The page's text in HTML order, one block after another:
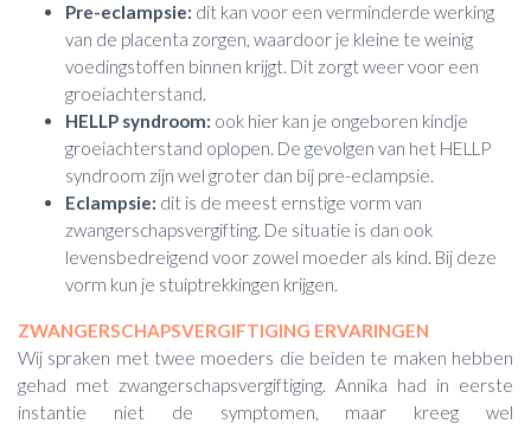
Pre-eclampsie: dit kan voor een verminderde werking
van de placenta zorgen, waardoor je kleine te weinig
voedingstoffen binnen krijgt. Dit zorgt weer voor een
groeiachterstand.
HELLP syndroom: ook hier kan je ongeboren kindje
groeiachterstand oplopen. De gevolgen van het HELLP
syndroom zijn wel groter dan bij pre-eclampsie.
Eclampsie: dit is de meest ernstige vorm van
zwangerschapsvergifting. De situatie is dan ook
levensbedreigend voor zowel moeder als kind. Bij deze
vorm kun je stuiptrekkingen krijgen.
ZWANGERSCHAPSVERGIFTIGING ERVARINGEN
Wij spraken met twee moeders die beiden te maken hebben
gehad met zwangerschapsvergiftiging. Annika had in eerste
instantie niet de symptomen, maar kreeg wel